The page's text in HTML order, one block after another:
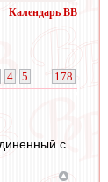
Календарь ВВ
4 5 178
с